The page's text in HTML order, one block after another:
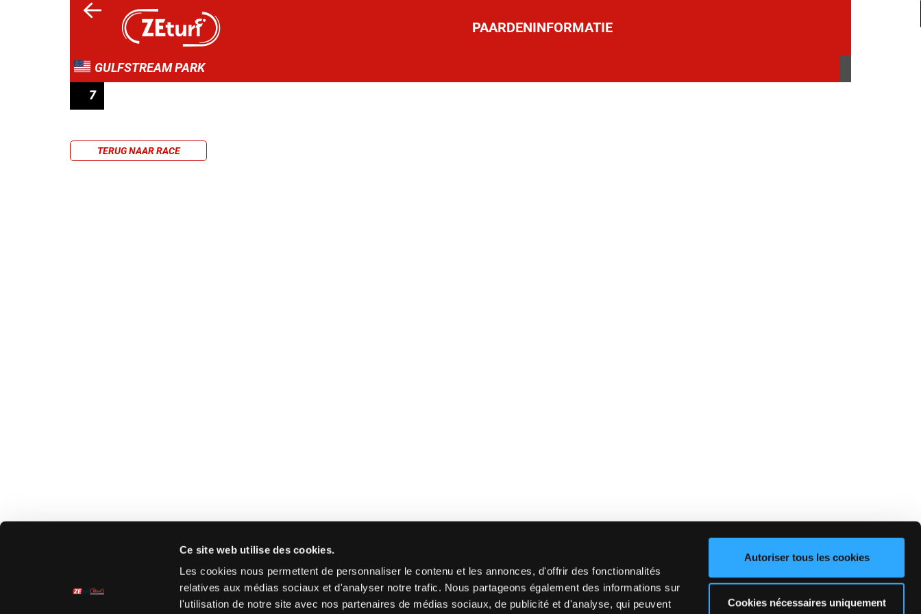
Ce site web utilise des cookies.
Les cookies nous permettent de personnaliser le contenu et les annonces, d'offrir des fonctionnalités
relatives aux médias sociaux et d'analyser notre trafic. Nous partageons également des informations sur
l'utilisation de notre site avec nos partenaires de médias sociaux, de publicité et d'analyse, qui peuvent
Autoriser tous les cookies
Cookies nécessaires uniquement
PAARDENINFORMATIE
GULFSTREAM PARK
7
TERUG NAAR RACE